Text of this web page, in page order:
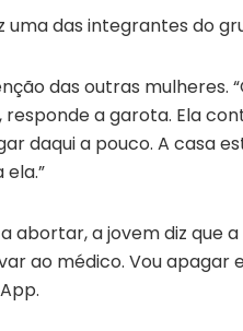
uma das integrantes do
das outras mulheres.
responde a garota. Ela
daqui a pouco. A casa
abortar, a jovem diz que
ao médico. Vou apagar